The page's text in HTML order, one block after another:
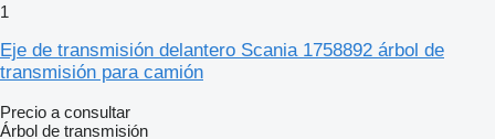
1
Eje de transmisión delantero Scania 1758892 árbol de
transmisión para camión
Precio a consultar
Árbol de transmisión